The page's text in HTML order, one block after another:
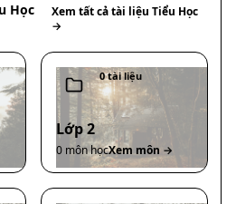
Học
Xem tất cả tài liệu Tiểu Học
→
0tài liệu
Lớp 2
0 môn họcXem môn →